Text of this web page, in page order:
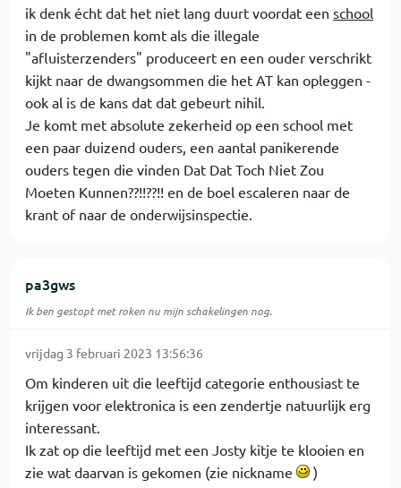
ik denk écht dat het niet lang duurt voordat een school
in de problemen komt als die illegale
"afluisterzenders" produceert en een ouder verschrikt
kijkt naar de dwangsommen die het AT kan opleggen -
ook al is de kans dat dat gebeurt nihil.
Je komt met absolute zekerheid op een school met
een paar duizend ouders, een aantal panikerende
ouders tegen die vinden Dat Dat Toch Niet Zou
Moeten Kunnen??!!??!! en de boel escaleren naar de
krant of naar de onderwijsinspectie.
pa3gws
Ik ben gestopt met roken nu mijn schakelingen nog.
vrijdag 3 februari 2023 13:56:36
Om kinderen uit die leeftijd categorie enthousiast te
krijgen voor elektronica is een zendertje natuurlijk erg
interessant.
Ik zat op die leeftijd met een Josty kitje te klooien en
zie wat daarvan is gekomen (zie nickname
)